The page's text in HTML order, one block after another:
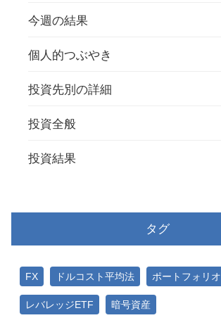
今週の結果
個人的つぶやき
投資先別の詳細
投資全般
投資結果
タグ
FX ドルコスト平均法 ポートフォリオ
レバレッジETF 暗号資産